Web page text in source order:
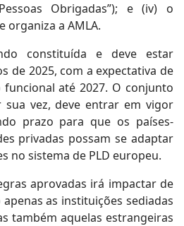
Obrigadas”); e (iv) o
organiza a AMLA.
constituída e deve estar
de 2025, com a expectativa de
até 2027. O conjunto
sua vez, deve entrar em vigor
prazo para que os países-
privadas possam se adaptar
no sistema de PLD europeu.
aprovadas irá impactar de
as instituições sediadas
também aquelas estrangeiras